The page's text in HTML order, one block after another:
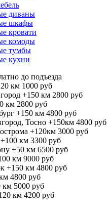
диваны
шкафы
кровати
комоды
тумбы
кухни
до подъезда
км 1000 руб
+150 км 2800 руб
км 2800 руб
+150 км 4800 руб
Тосно +150км 4800 руб
+120км 3000 руб
км 3300 руб
+50 км 6500 руб
км 9000 руб
+150 км 4800 руб
4800 руб
км 5000 руб
км 4200 руб